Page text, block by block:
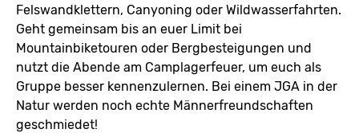
Felswandklettern, Canyoning oder Wildwasserfahrten.
Geht gemeinsam bis an euer Limit bei
Mountainbiketouren oder Bergbesteigungen und
nutzt die Abende am Camplagerfeuer, um euch als
Gruppe besser kennenzulernen. Bei einem JGA in der
Natur werden noch echte Männerfreundschaften
geschmiedet!